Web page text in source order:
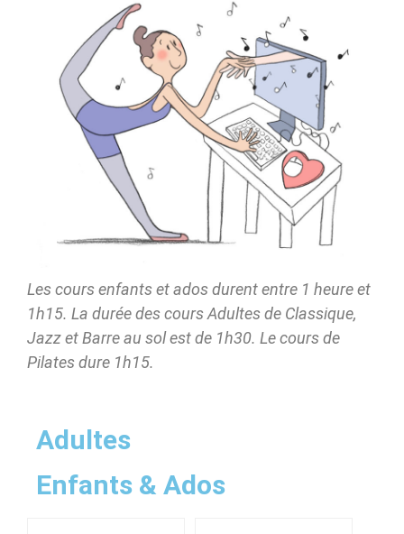
Les cours enfants et ados durent entre 1 heure et
1h15. La durée des cours Adultes de Classique,
Jazz et Barre au sol est de 1h30. Le cours de
Pilates dure 1h15.
Adultes
Enfants & Ados